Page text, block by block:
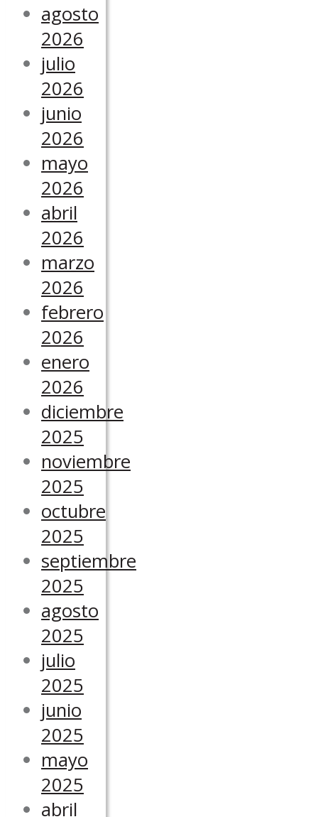
agosto
2026
julio
2026
junio
2026
mayo
2026
abril
2026
marzo
2026
febrero
2026
enero
2026
diciembre
2025
noviembre
2025
octubre
2025
septiembre
2025
agosto
2025
julio
2025
junio
2025
mayo
2025
abril